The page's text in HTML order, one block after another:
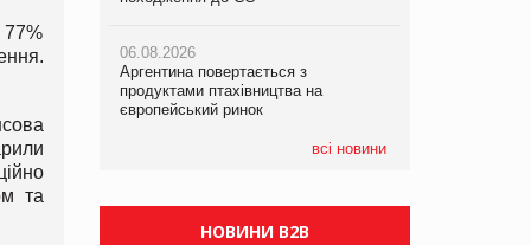
та
06.08.2026
Аргентина повертається з
продуктами птахівництва на
європейський ринок
всі новини
06.08.2026
Аргентина повертається з
продуктами птахівництва на
європейський ринок
06.08.2026
Аргентина повертається з
продуктами птахівництва на
європейський ринок
НОВИНИ B2B